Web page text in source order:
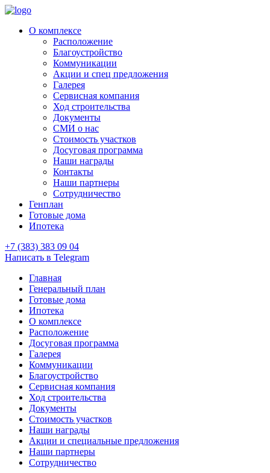
О комплексе
Расположение
Благоустройство
Коммуникации
Акции и спец предложения
Галерея
Сервисная компания
Ход строительства
Документы
СМИ о нас
Стоимость участков
Досуговая программа
Наши награды
Контакты
Наши партнеры
Сотрудничество
Генплан
Готовые дома
Ипотека
+7 (383) 383 09 04
Написать в Telegram
Главная
Генеральный план
Готовые дома
Ипотека
О комплексе
Расположение
Досуговая программа
Галерея
Коммуникации
Благоустройство
Сервисная компания
Ход строительства
Документы
Стоимость участков
Наши награды
Акции и специальные предложения
Наши партнеры
Сотрудничество